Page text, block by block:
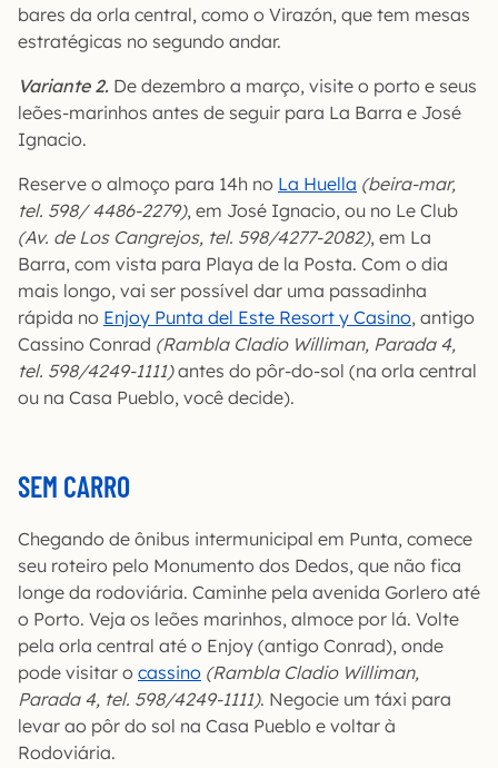
bares da orla central, como o Virazón, que tem mesas
estratégicas no segundo andar.
Variante 2. De dezembro a março, visite o porto e seus
leões-marinhos antes de seguir para La Barra e José
Ignacio.
Reserve o almoço para 14h no La Huella (beira-mar,
tel. 598/ 4486-2279), em José Ignacio, ou no Le Club
(Av. de Los Cangrejos, tel. 598/4277-2082), em La
Barra, com vista para Playa de la Posta. Com o dia
mais longo, vai ser possível dar uma passadinha
rápida no Enjoy Punta del Este Resort y Casino, antigo
Cassino Conrad (Rambla Cladio Williman, Parada 4,
tel. 598/4249-1111)antes do pôr-do-sol (na orla central
ou na Casa Pueblo, você decide).
SEM CARRO
Chegando de ônibus intermunicipal em Punta, comece
seu roteiro pelo Monumento dos Dedos, que não fica
longe da rodoviária. Caminhe pela avenida Gorlero até
o Porto. Veja os leões marinhos, almoce por lá. Volte
pela orla central até o Enjoy (antigo Conrad), onde
pode visitar o cassino (Rambla Cladio Williman,
Parada 4, tel. 598/4249-1111). Negocie um táxi para
levar ao pôr do sol na Casa Pueblo e voltar à
Rodoviária.